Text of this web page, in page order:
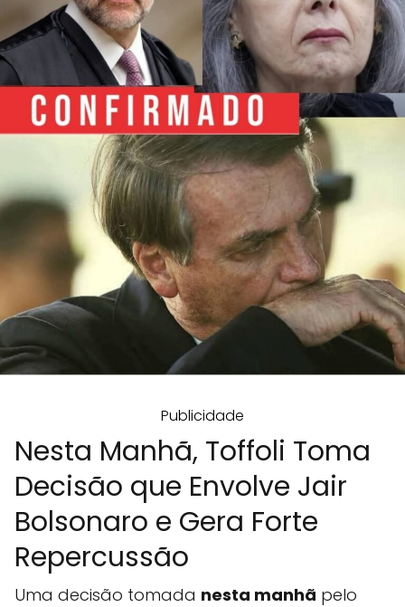
Publicidade
Nesta Manhã, Toffoli Toma
Decisão que Envolve Jair
Bolsonaro e Gera Forte
Repercussão
Uma decisão tomada nesta manhã pelo